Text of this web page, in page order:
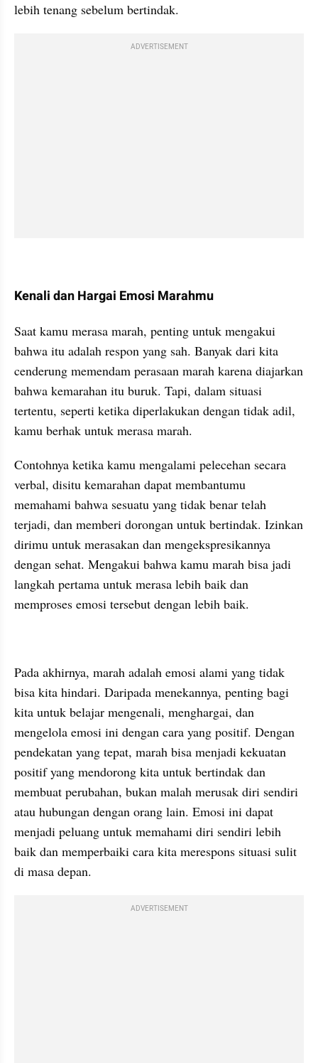
lebih tenang sebelum bertindak.
ADVERTISEMENT
Kenali dan Hargai Emosi Marahmu
Saat kamu merasa marah, penting untuk mengakui
bahwa itu adalah respon yang sah. Banyak dari kita
cenderung memendam perasaan marah karena diajarkan
bahwa kemarahan itu buruk. Tapi, dalam situasi
tertentu, seperti ketika diperlakukan dengan tidak adil,
kamu berhak untuk merasa marah.
Contohnya ketika kamu mengalami pelecehan secara
verbal, disitu kemarahan dapat membantumu
memahami bahwa sesuatu yang tidak benar telah
terjadi, dan memberi dorongan untuk bertindak. Izinkan
dirimu untuk merasakan dan mengekspresikannya
dengan sehat. Mengakui bahwa kamu marah bisa jadi
langkah pertama untuk merasa lebih baik dan
memproses emosi tersebut dengan lebih baik.
Pada akhirnya, marah adalah emosi alami yang tidak
bisa kita hindari. Daripada menekannya, penting bagi
kita untuk belajar mengenali, menghargai, dan
mengelola emosi ini dengan cara yang positif. Dengan
pendekatan yang tepat, marah bisa menjadi kekuatan
positif yang mendorong kita untuk bertindak dan
membuat perubahan, bukan malah merusak diri sendiri
atau hubungan dengan orang lain. Emosi ini dapat
menjadi peluang untuk memahami diri sendiri lebih
baik dan memperbaiki cara kita merespons situasi sulit
di masa depan.
ADVERTISEMENT